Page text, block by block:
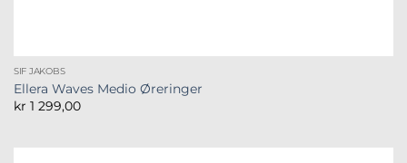
SIF JAKOBS
Ellera Waves Medio Øreringer
kr 1 299,00